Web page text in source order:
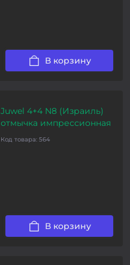
В корзину
Juwel 4+4 N8 (Израиль)
отмычка импрессионная
Код товара: 564
В корзину